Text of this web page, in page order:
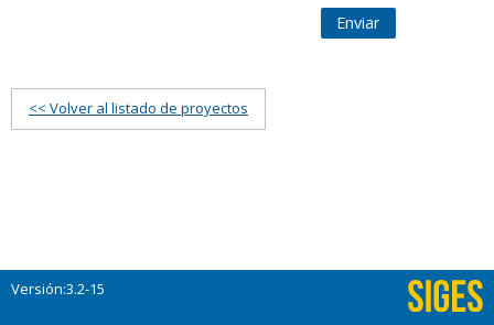
Enviar
<< Volver al listado de proyectos
Versión:3.2-15